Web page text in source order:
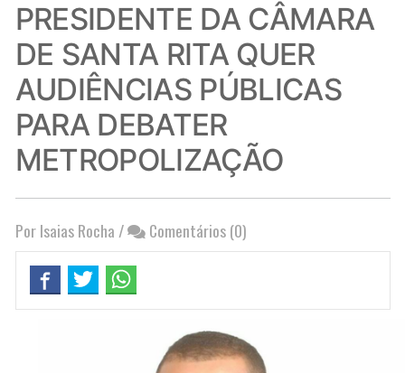
PRESIDENTE DA CÂMARA
DE SANTA RITA QUER
AUDIÊNCIAS PÚBLICAS
PARA DEBATER
METROPOLIZAÇÃO
Por Isaias Rocha / Comentários (0)